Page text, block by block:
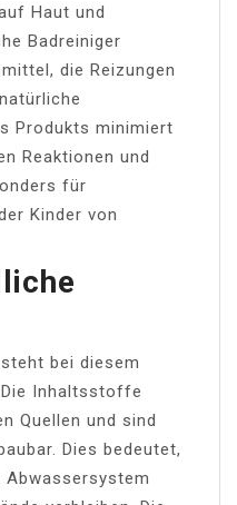
Haut und
Badreiniger
die Reizungen
Produkts minimiert
Reaktionen und
für
Kinder von
bei diesem
Inhaltsstoffe
Quellen und sind
Dies bedeutet,